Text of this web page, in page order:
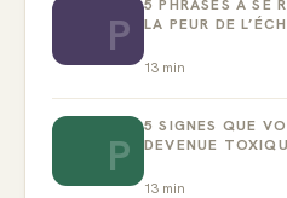
P
5 PHRASES À SE
LA PEUR DE
13 min
P
5 SIGNES QUE
DEVENUE
13 min